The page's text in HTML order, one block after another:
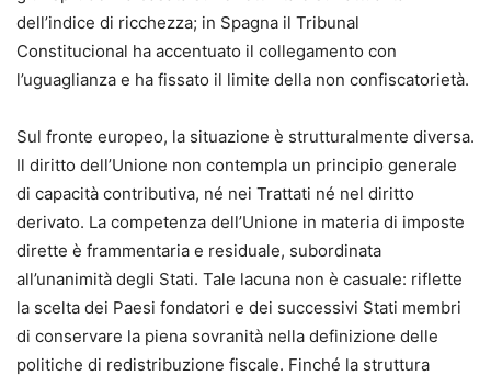
dell’indice di ricchezza; in Spagna il Tribunal
Constitucional ha accentuato il collegamento con
l’uguaglianza e ha fissato il limite della non confiscatorietà.
Sul fronte europeo, la situazione è strutturalmente diversa.
Il diritto dell’Unione non contempla un principio generale
di capacità contributiva, né nei Trattati né nel diritto
derivato. La competenza dell’Unione in materia di imposte
dirette è frammentaria e residuale, subordinata
all’unanimità degli Stati. Tale lacuna non è casuale: riflette
la scelta dei Paesi fondatori e dei successivi Stati membri
di conservare la piena sovranità nella definizione delle
politiche di redistribuzione fiscale. Finché la struttura